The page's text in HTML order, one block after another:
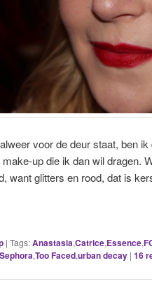
voor de deur staat, ben
up die ik dan wil dragen.
want glitters en rood, dat is
| Tags:Anastasia,Catrice,Essence,
Sephora,Too Faced,urban decay | 16